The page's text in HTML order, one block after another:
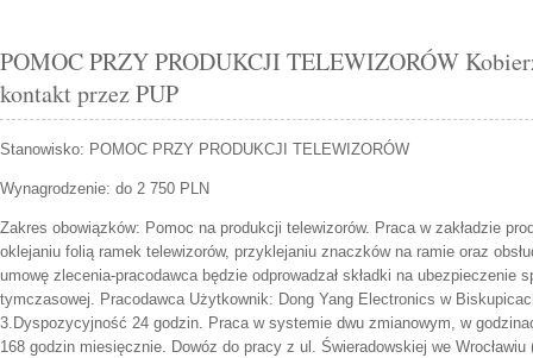
POMOC PRZY PRODUKCJI TELEWIZORÓW
kontakt przez PUP
Stanowisko: POMOC PRZY PRODUKCJI TELEWIZORÓW
Wynagrodzenie: do 2 750 PLN
Zakres obowiązków: Pomoc na produkcji telewizorów. Praca w zakładzie
oklejaniu folią ramek telewizorów, przyklejaniu znaczków na ramie oraz
umowę zlecenia-pracodawca będzie odprowadzał składki na ubezpieczenie
tymczasowej. Pracodawca Użytkownik: Dong Yang Electronics w
3.Dyspozycyjność 24 godzin. Praca w systemie dwu zmianowym, w
168 godzin miesięcznie. Dowóz do pracy z ul. Świeradowskiej we Wrocławiu